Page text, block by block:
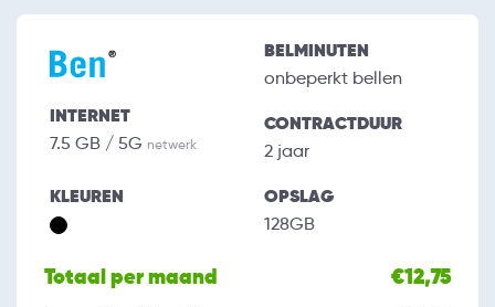
INTERNET
7.5 GB / 5G netwerk
BELMINUTEN
onbeperkt bellen
CONTRACTDUUR
2 jaar
KLEUREN OPSLAG
128GB
Totaal per maand €12,75